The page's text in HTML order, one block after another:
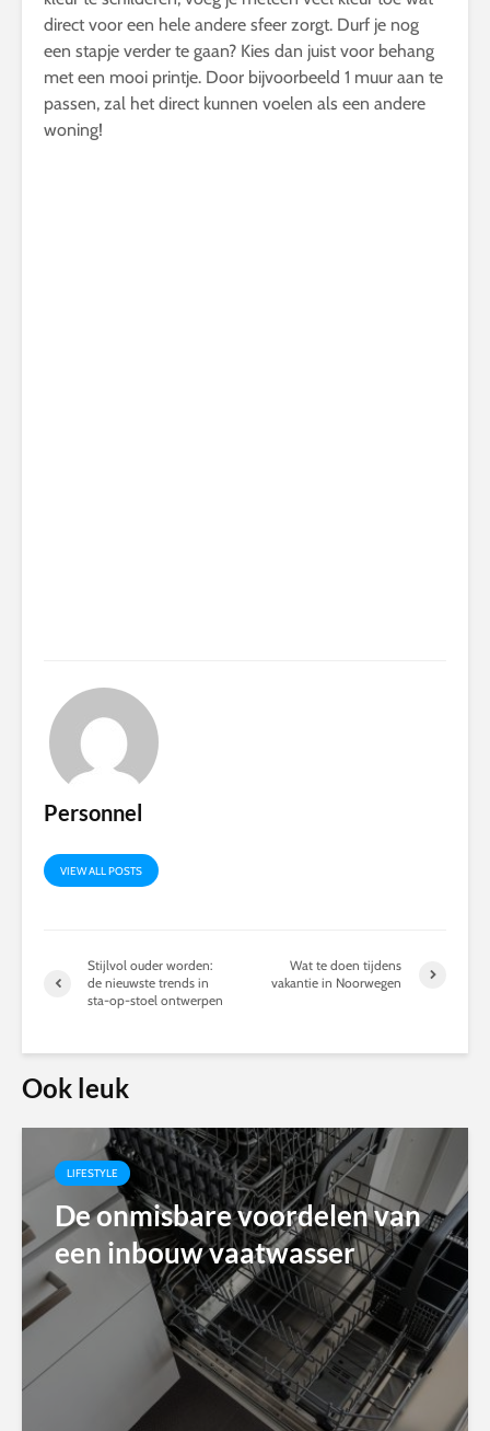
direct voor een hele andere sfeer zorgt. Durf je nog
een stapje verder te gaan? Kies dan juist voor behang
met een mooi printje. Door bijvoorbeeld 1 muur aan te
passen, zal het direct kunnen voelen als een andere
woning!
Personnel
VIEW ALL POSTS
Stijlvol ouder worden:
de nieuwste trends in
sta-op-stoel ontwerpen
Wat te doen tijdens
vakantie in Noorwegen
Ook leuk
LIFESTYLE
De onmisbare voordelen van
een inbouw vaatwasser